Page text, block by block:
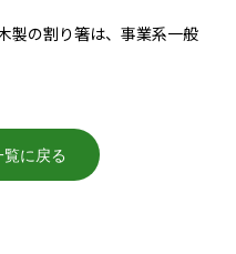
製の割り箸は、事業系一般
に戻る